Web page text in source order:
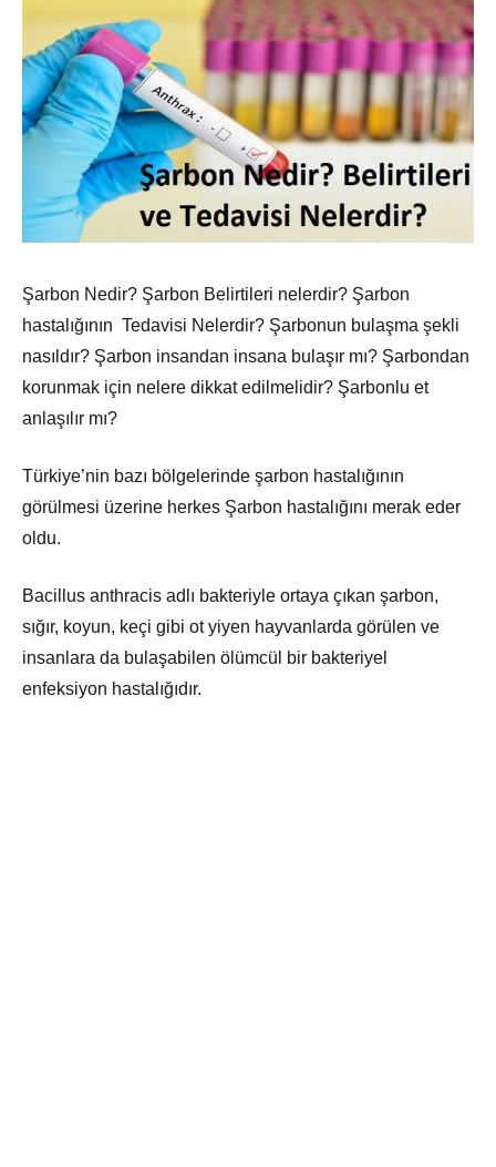
Şarbon Nedir? Şarbon Belirtileri nelerdir? Şarbon
hastalığının Tedavisi Nelerdir? Şarbonun bulaşma şekli
nasıldır? Şarbon insandan insana bulaşır mı? Şarbondan
korunmak için nelere dikkat edilmelidir? Şarbonlu et
anlaşılır mı?
Türkiye’nin bazı bölgelerinde şarbon hastalığının
görülmesi üzerine herkes Şarbon hastalığını merak eder
oldu.
Bacillus anthracis adlı bakteriyle ortaya çıkan şarbon,
sığır, koyun, keçi gibi ot yiyen hayvanlarda görülen ve
insanlara da bulaşabilen ölümcül bir bakteriyel
enfeksiyon hastalığıdır.